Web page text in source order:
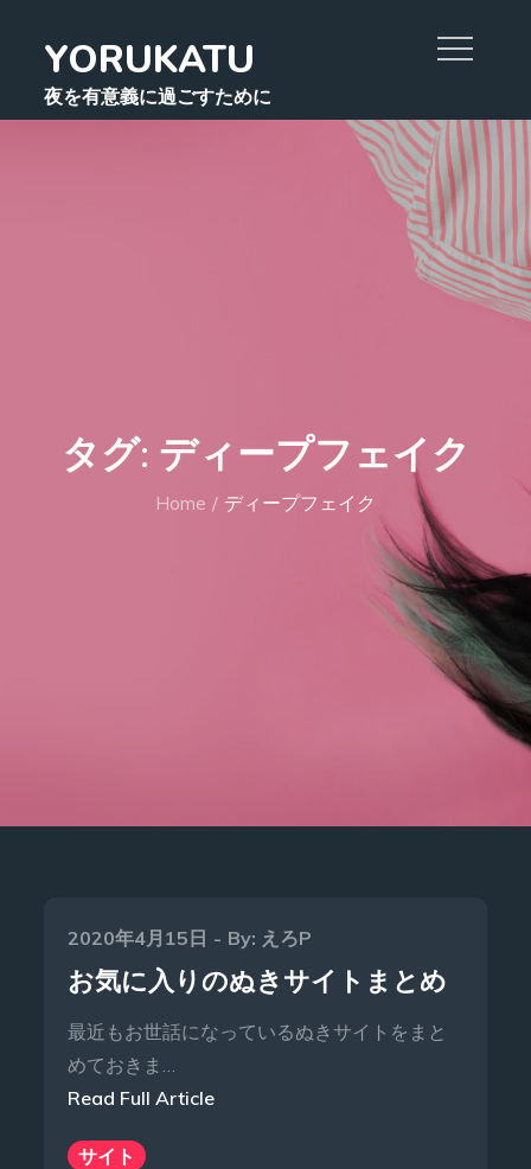
contentYORUKATU
夜を有意義に過ごすために
タグ: ディープフェイク
Home ディープフェイク
Posted
on
2020年4月15日 By: えろP
お気に入りのぬきサイトまとめ
最近もお世話になっているぬきサイトをまと
めておきま…
Read Full Article
サイト